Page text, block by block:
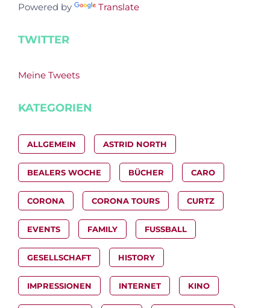
Powered by Translate
TWITTER
Meine Tweets
KATEGORIEN
ALLGEMEIN ASTRID NORTH
BEALERS WOCHE BÜCHER CARO
CORONA CORONA TOURS CURTZ
EVENTS FAMILY FUSSBALL
GESELLSCHAFT HISTORY
IMPRESSIONEN INTERNET KINO